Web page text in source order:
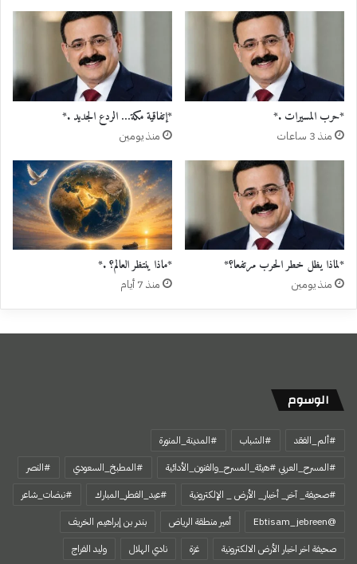
*حرب المسيرات .*
منذ 3 ساعات
*إتفاقية مكة… الردع الجديد .*
منذ يومين
*لماذا يظل خطر الحرب مرتفعا؟*
منذ يومين
*ماذا ينتظر العالم؟ .*
منذ 7 أيام
الوسوم
#ألم_الفقد #الشباب
#المدينة_المنورة
#المسرح_العربي #هيئة_المسرح_والفنون_الأدائية
#المطبخ_السعودي
#النصر
#صحيفة_ آخر_ أخبار_ الأرض _ الإلكترونية
#عيد_الفطر_المبارك
#نبضات_شاعر
@Ebtisam_jebreen
أمير منطقة الرياض
بندر بن إبراهيم الخريف
صحيفة اخر اخبار الأرض الالكترونية
غزة نادي الهلال
وليد الفراج